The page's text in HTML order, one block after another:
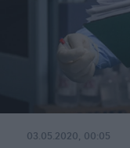
03.05.2020, 00:05